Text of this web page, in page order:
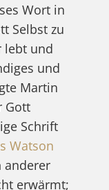
Wort in
Selbst zu
lebt und
und
Martin
Gott
Schrift
Watson
anderer
erwärmt;